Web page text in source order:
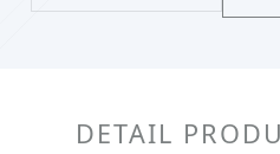
DETAIL